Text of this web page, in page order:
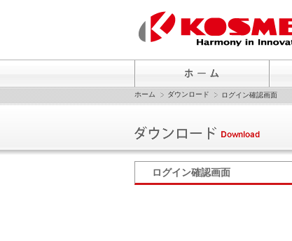
ホーム ダウンロード ログイン確認画面
ログイン確認画面